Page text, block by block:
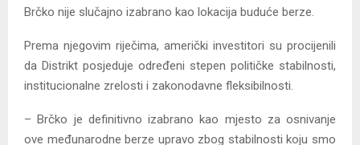
Brčko nije slučajno izabrano kao lokacija buduće berze.
Prema njegovim riječima, američki investitori su procijenili
da Distrikt posjeduje određeni stepen političke stabilnosti,
institucionalne zrelosti i zakonodavne fleksibilnosti.
– Brčko je definitivno izabrano kao mjesto za osnivanje
ove međunarodne berze upravo zbog stabilnosti koju smo